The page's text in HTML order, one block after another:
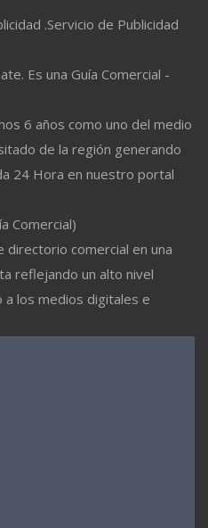
.Servicio de Publicidad
Es una Guía Comercial -
6 años como uno del medio
de la región generando
24 Hora en nuestro portal
Comercial)
directorio comercial en una
reflejando un alto nivel
los medios digitales e